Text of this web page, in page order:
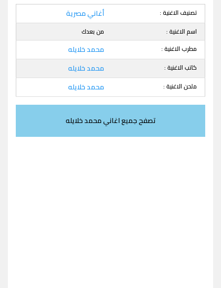
تصنيف الاغنية : أغاني مصرية
اسم الاغنية :
من بعدك
مطرب الاغنية :
محمد خلايله
كاتب الاغنية : محمد خلايله
ملحن الاغنية : محمد خلايله
تصفح جميع اغاني محمد خلايله